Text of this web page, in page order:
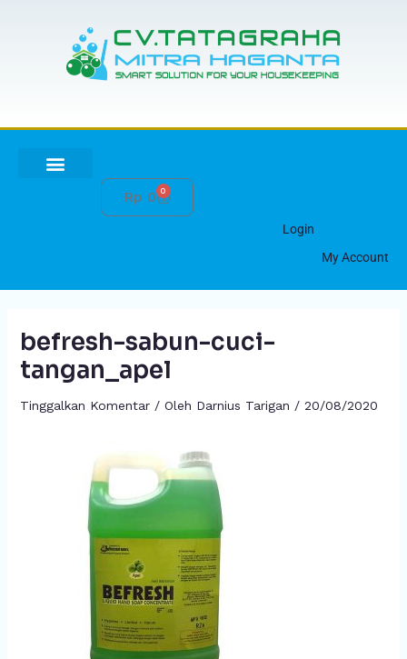
Rp 0 0
Cart
Login
My Account
befresh-sabun-cuci-
tangan_apel
Tinggalkan Komentar / Oleh Darnius Tarigan / 20/08/2020